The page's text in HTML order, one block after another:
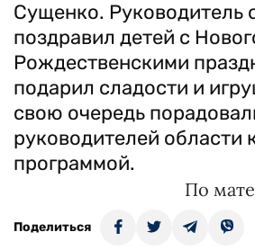
Сущенко. Руководитель
поздравил детей с
Рождественскими
подарил сладости и
свою очередь
руководителей области
программой.
По
Поделиться